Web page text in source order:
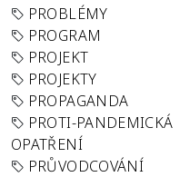
PROBLÉMY
PROGRAM
PROJEKT
PROJEKTY
PROPAGANDA
PROTI-PANDEMICKÁ
OPATŘENÍ
PRŮVODCOVÁNÍ